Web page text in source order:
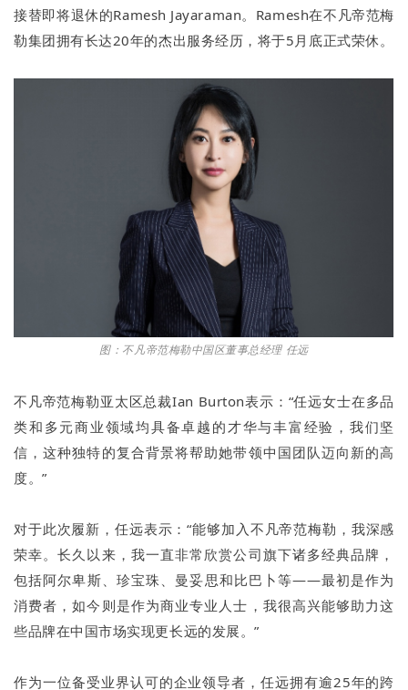
接替即将退休的Ramesh Jayaraman。Ramesh在不凡帝范梅
勒集团拥有长达20年的杰出服务经历，将于5月底正式荣休。
图： 不凡帝范梅勒中国区董事总经理 任远
不凡帝范梅勒亚太区总裁Ian Burton表示：“任远女士在多品
类和多元商业领域均具备卓越的才华与丰富经验，我们坚
信，这种独特的复合背景将帮助她带领中国团队迈向新的高
度。”
对于此次履新，任远表示：“能够加入不凡帝范梅勒，我深感
荣幸。长久以来，我一直非常欣赏公司旗下诸多经典品牌，
包括阿尔卑斯、珍宝珠、曼妥思和比巴卜等——最初是作为
消费者，如今则是作为商业专业人士，我很高兴能够助力这
些品牌在中国市场实现更长远的发展。”
作为一位备受业界认可的企业领导者，任远拥有逾25年的跨